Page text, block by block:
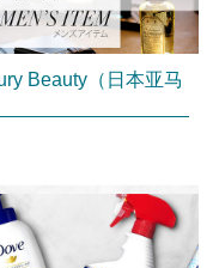
Beauty（日本亚马